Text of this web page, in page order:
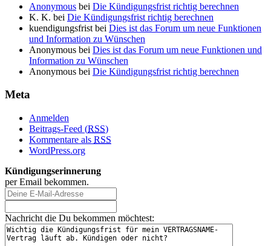
Anonymous bei Die Kündigungsfrist richtig berechnen
K. K. bei Die Kündigungsfrist richtig berechnen
kuendigungsfrist bei Dies ist das Forum um neue Funktionen
und Information zu Wünschen
Anonymous bei Dies ist das Forum um neue Funktionen und
Information zu Wünschen
Anonymous bei Die Kündigungsfrist richtig berechnen
Meta
Anmelden
Beitrags-Feed (RSS)
Kommentare als RSS
WordPress.org
Kündigungserinnerung
per Email bekommen.
Nachricht die Du bekommen möchtest: